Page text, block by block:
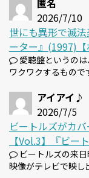
匿名
2026/7/10
世にも異形で滅
ーター』(1997)
愛聴盤というの
ワクワクするもので
アイアイ♪
2026/7/5
ビートルズがカ
【Vol.3】『ビー
ビートルズの来
映像がテレビで映し